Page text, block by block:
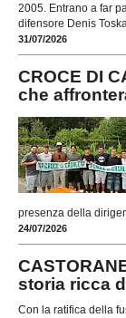
2005. Entrano a far
difensore Denis
31/07/2026
CROCE DI
che
presenza della
24/07/2026
storia ricca
Con la ratifica della